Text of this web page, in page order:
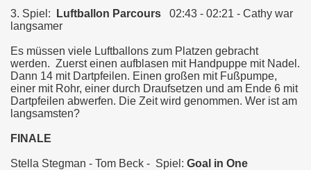
3. Spiel: Luftballon Parcours
02:43 - 02:21 - Cathy war
langsamer
Es müssen viele Luftballons zum Platzen gebracht
werden. Zuerst einen aufblasen mit Handpuppe mit Nadel.
Dann 14 mit Dartpfeilen. Einen großen mit Fußpumpe,
einer mit Rohr, einer durch Draufsetzen und am Ende 6 mit
Dartpfeilen abwerfen. Die Zeit wird genommen. Wer ist am
langsamsten?
FINALE
Stella Stegman - Tom Beck - Spiel: Goal in One